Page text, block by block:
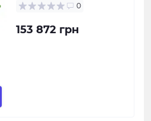
0
153 872 грн